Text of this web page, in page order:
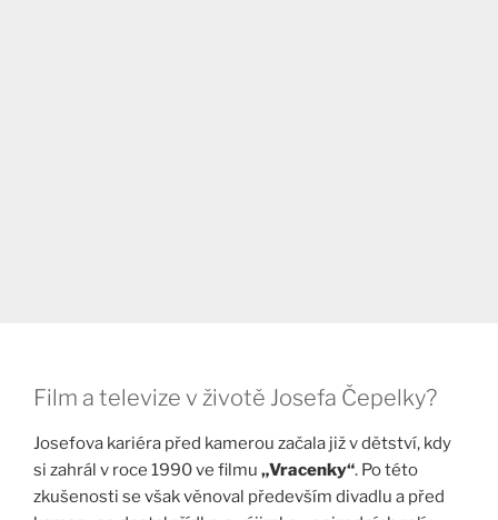
Film a televize v životě Josefa Čepelky?
Josefova kariéra před kamerou začala již v dětství, kdy
si zahrál v roce 1990 ve filmu „Vracenky“. Po této
zkušenosti se však věnoval především divadlu a před